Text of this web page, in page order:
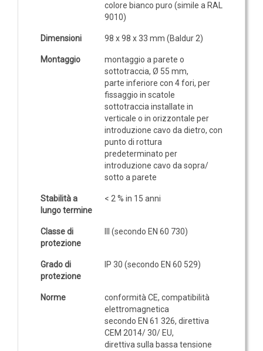
colore bianco puro (simile a RAL
9010)
Dimensioni 98 x 98 x 33 mm (Baldur 2)
Montaggio
montaggio a parete o
sottotraccia, Ø 55 mm,
parte inferiore con 4 fori, per
fissaggio in scatole
sottotraccia installate in
verticale o in orizzontale per
introduzione cavo da dietro, con
punto di rottura
predeterminato per
introduzione cavo da sopra/
sotto a parete
Stabilità a
lungo termine
< 2 % in 15 anni
Classe di
protezione
III (secondo EN 60 730)
Grado di
protezione
IP 30 (secondo EN 60 529)
Norme
conformità CE, compatibilità
elettromagnetica
secondo EN 61 326, direttiva
CEM 2014/ 30/ EU,
direttiva sulla bassa tensione